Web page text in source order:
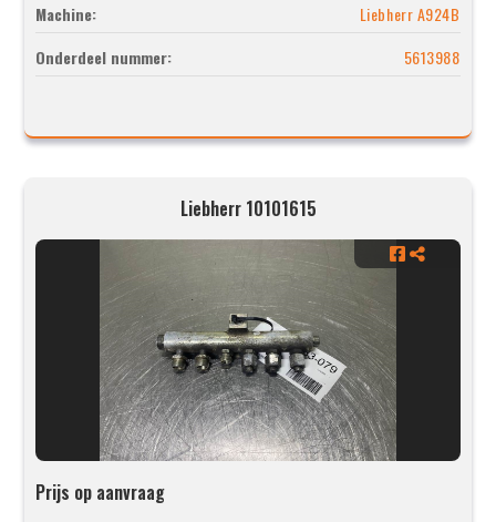
Machine:
Liebherr A924B
Onderdeel nummer:
5613988
Liebherr 10101615
Prijs op aanvraag